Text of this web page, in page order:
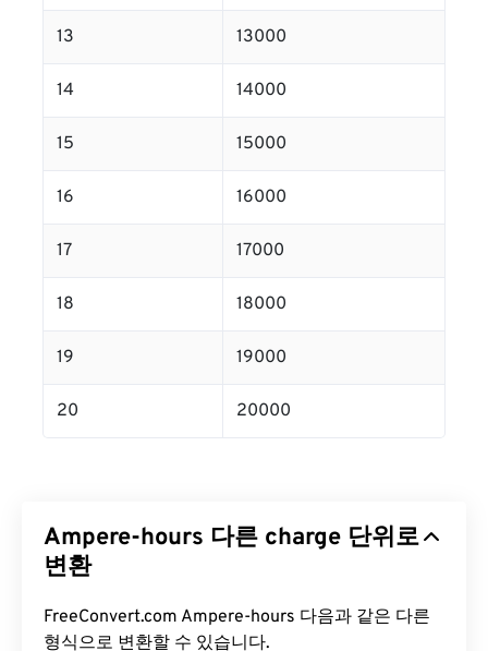
13 13000
14 14000
15 15000
16 16000
17 17000
18 18000
19 19000
20 20000
Ampere-hours 다른 charge 단위로
변환
FreeConvert.com Ampere-hours 다음과 같은 다른
형식으로 변환할 수 있습니다.